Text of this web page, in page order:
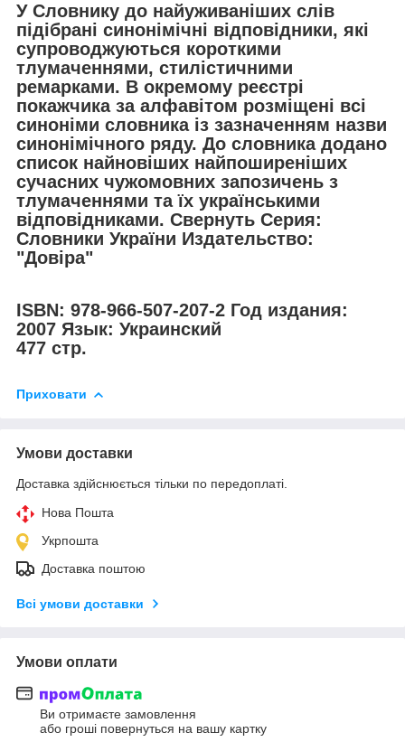
У Словнику до найуживаніших слів
підібрані синонімічні відповідники, які
супроводжуються короткими
тлумаченнями, стилістичними
ремарками. В окремому реєстрі
покажчика за алфавітом розміщені всі
синоніми словника із зазначенням назви
синонімічного ряду. До словника додано
список найновіших найпоширеніших
сучасних чужомовних запозичень з
тлумаченнями та їх українськими
відповідниками. Свернуть Серия:
Словники України Издательство:
"Довіра"
ISBN: 978-966-507-207-2 Год издания:
2007 Язык: Украинский
477 стр.
Приховати
Умови доставки
Доставка здійснюється тільки по передоплаті.
Нова Пошта
Укрпошта
Доставка поштою
Всі умови доставки
Умови оплати
Ви отримаєте замовлення
або гроші повернуться на вашу картку